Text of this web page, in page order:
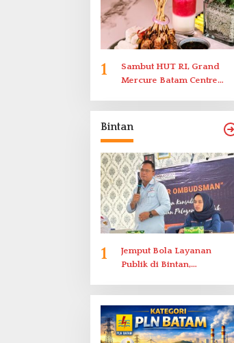
1
Sambut HUT RI, Grand
Mercure Batam Centre
Bintan
1
Jemput Bola Layanan
Publik di Bintan,
Solar Nelayan